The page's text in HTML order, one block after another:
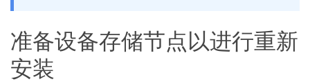
准备设备存储节点以进行重新
安装